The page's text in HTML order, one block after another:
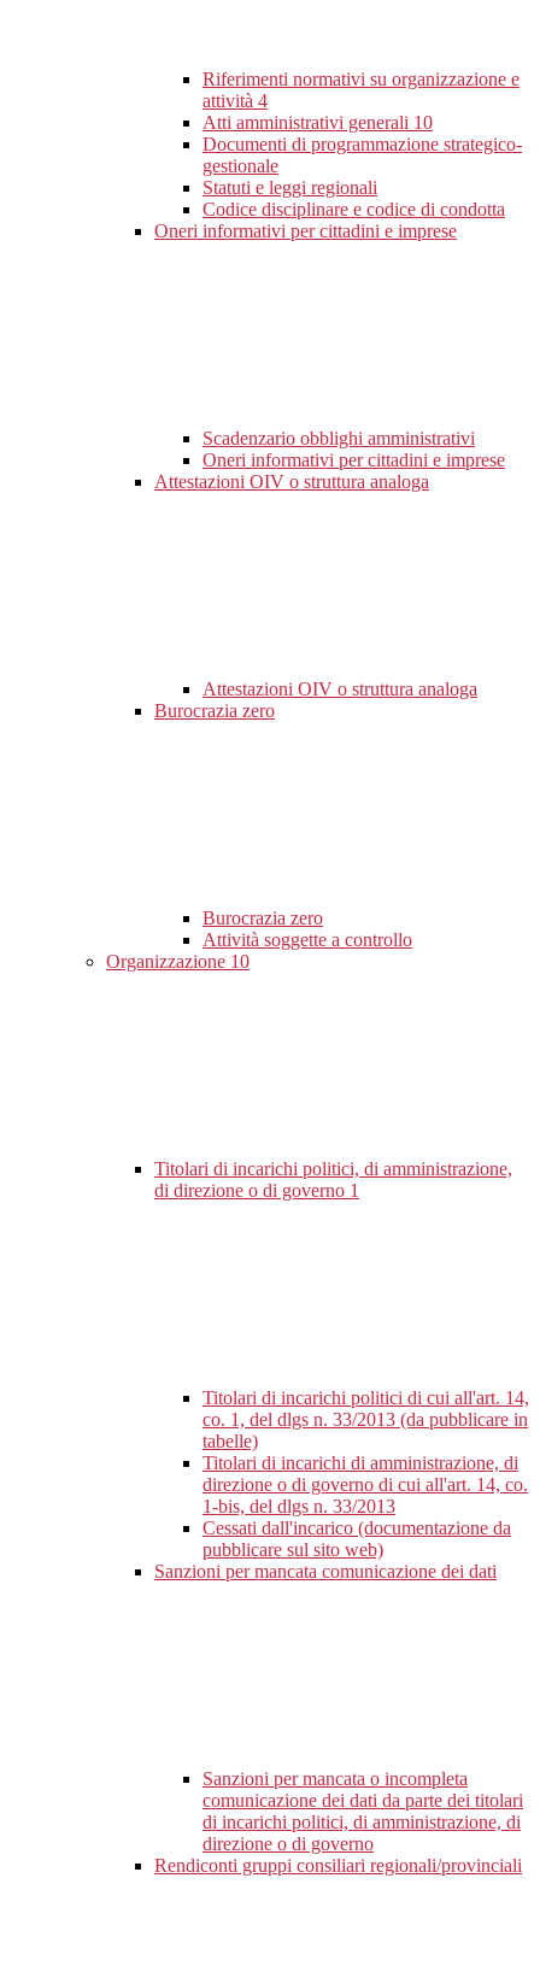
Riferimenti normativi su organizzazione e
attività 4
Atti amministrativi generali 10
Documenti di programmazione strategico-
gestionale
Statuti e leggi regionali
Codice disciplinare e codice di condotta
Oneri informativi per cittadini e imprese
Scadenzario obblighi amministrativi
Oneri informativi per cittadini e imprese
Attestazioni OIV o struttura analoga
Attestazioni OIV o struttura analoga
Burocrazia zero
Burocrazia zero
Attività soggette a controllo
Organizzazione 10
Titolari di incarichi politici, di amministrazione,
di direzione o di governo 1
Titolari di incarichi politici di cui all'art. 14,
co. 1, del dlgs n. 33/2013 (da pubblicare in
tabelle)
Titolari di incarichi di amministrazione, di
direzione o di governo di cui all'art. 14, co.
1-bis, del dlgs n. 33/2013
Cessati dall'incarico (documentazione da
pubblicare sul sito web)
Sanzioni per mancata comunicazione dei dati
Sanzioni per mancata o incompleta
comunicazione dei dati da parte dei titolari
di incarichi politici, di amministrazione, di
direzione o di governo
Rendiconti gruppi consiliari regionali/provinciali